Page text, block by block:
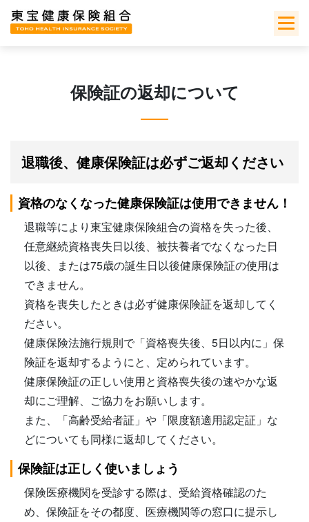
Skip
保険証の返却について
退職後、健康保険証は必ずご返却ください
資格のなくなった健康保険証は使用できません！
退職等により東宝健康保険組合の資格を失った後、
任意継続資格喪失日以後、被扶養者でなくなった日
以後、または75歳の誕生日以後健康保険証の使用は
できません。
資格を喪失したときは必ず健康保険証を返却してく
ださい。
健康保険法施行規則で「資格喪失後、5日以内に」保
険証を返却するようにと、定められています。
健康保険証の正しい使用と資格喪失後の速やかな返
却にご理解、ご協力をお願いします。
また、「高齢受給者証」や「限度額適用認定証」な
どについても同様に返却してください。
保険証は正しく使いましょう
保険医療機関を受診する際は、受給資格確認のた
め、保険証をその都度、医療機関等の窓口に提示し